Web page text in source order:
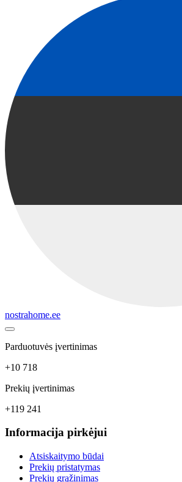
nostrahome.ee
Parduotuvės įvertinimas
+10 718
Prekių įvertinimas
+119 241
Informacija pirkėjui
Atsiskaitymo būdai
Prekių pristatymas
Prekių grąžinimas